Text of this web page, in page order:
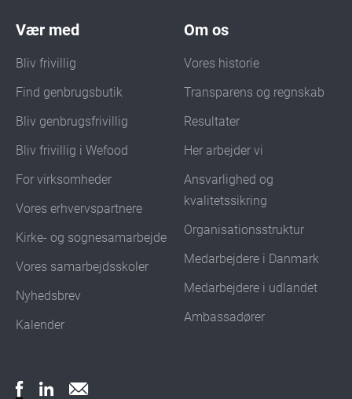
Vær med
Bliv frivillig
Find genbrugsbutik
Bliv genbrugsfrivillig
Bliv frivillig i Wefood
For virksomheder
Vores erhvervspartnere
Kirke- og sognesamarbejde
Vores samarbejdsskoler
Nyhedsbrev
Kalender
Om os
Vores historie
Transparens og regnskab
Resultater
Her arbejder vi
Ansvarlighed og
kvalitetssikring
Organisationsstruktur
Medarbejdere i Danmark
Medarbejdere i udlandet
Ambassadører